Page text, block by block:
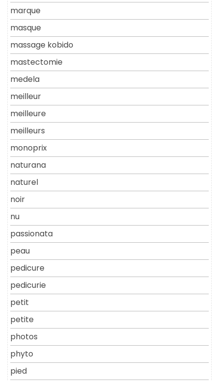
marque
masque
massage kobido
mastectomie
medela
meilleur
meilleure
meilleurs
monoprix
naturana
naturel
noir
nu
passionata
peau
pedicure
pedicurie
petit
petite
photos
phyto
pied